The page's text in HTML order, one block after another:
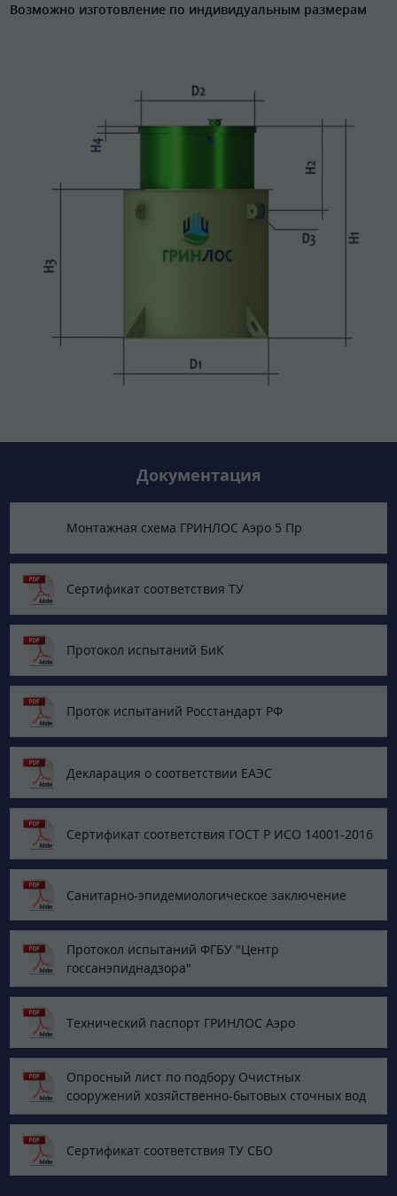
Возможно изготовление по индивидуальным размерам
Документация
Монтажная схема ГРИНЛОС Аэро 5 Пр
Сертификат соответствия ТУ
Протокол испытаний БиК
Проток испытаний Росстандарт РФ
Декларация о соответствии ЕАЭС
Сертификат соответствия ГОСТ Р ИСО 14001-2016
Санитарно-эпидемиологическое заключение
Протокол испытаний ФГБУ "Центр
госсанэпиднадзора"
Технический паспорт ГРИНЛОС Аэро
Опросный лист по подбору Очистных
сооружений хозяйственно-бытовых сточных вод
Сертификат соответствия ТУ СБО